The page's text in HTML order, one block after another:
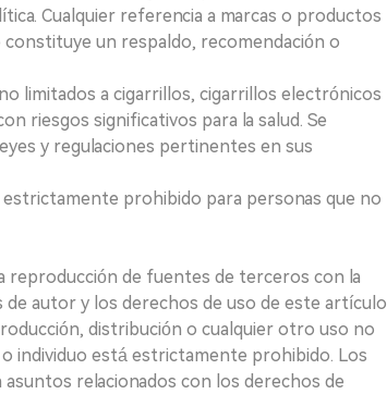
Cualquier referencia a marcas o productos
un respaldo, recomendación o
limitados a cigarrillos, cigarrillos electrónicos
riesgos significativos para la salud. Se
y regulaciones pertinentes en sus
estrictamente prohibido para personas que no
reproducción de fuentes de terceros con la
autor y los derechos de uso de este artículo
distribución o cualquier otro uso no
individuo está estrictamente prohibido. Los
relacionados con los derechos de